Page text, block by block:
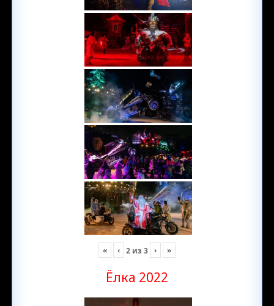
« ‹ 2из 3 › »
Ёлка 2022